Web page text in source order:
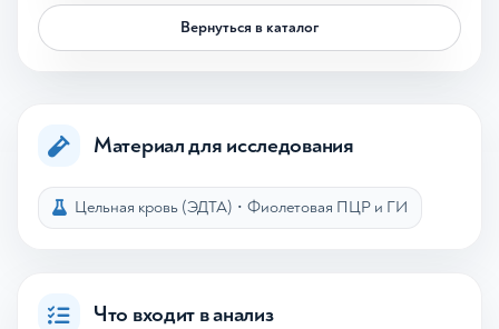
Вернуться в каталог
Материал для исследования
Цельная кровь (ЭДТА) • Фиолетовая ПЦР и ГИ
Что входит в анализ